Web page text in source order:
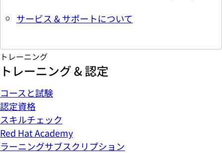
サービス & サポートについて
トレーニング
トレーニング & 認定
コースと試験
認定資格
スキルチェック
Red Hat Academy
ラーニングサブスクリプション